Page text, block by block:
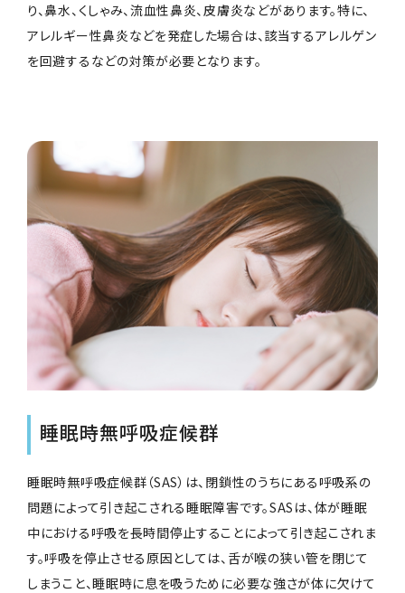
り、鼻水、くしゃみ、流血性鼻炎、皮膚炎などがあります。特に、
アレルギー性鼻炎などを発症した場合は、該当するアレルゲン
を回避するなどの対策が必要となります。
睡眠時無呼吸症候群
睡眠時無呼吸症候群（SAS）は、閉鎖性のうちにある呼吸系の
問題によって引き起こされる睡眠障害です。SASは、体が睡眠
中における呼吸を長時間停止することによって引き起こされま
す。呼吸を停止させる原因としては、舌が喉の狭い管を閉じて
しまうこと、睡眠時に息を吸うために必要な強さが体に欠けて